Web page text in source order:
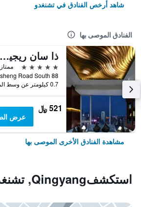
شاهد أرخص الفنادق في تشنغدو
الفنادق الموصى بها
ذا سان ريجيس تشينجدو
5 نجوم
ممتاز 9.0
0.7 كيلومتر عن وسط المدينة
521 ﷼
عرض
مشاهدة الفنادق الأخرى الموصى بها
استكشفQingyang, تشنغدو